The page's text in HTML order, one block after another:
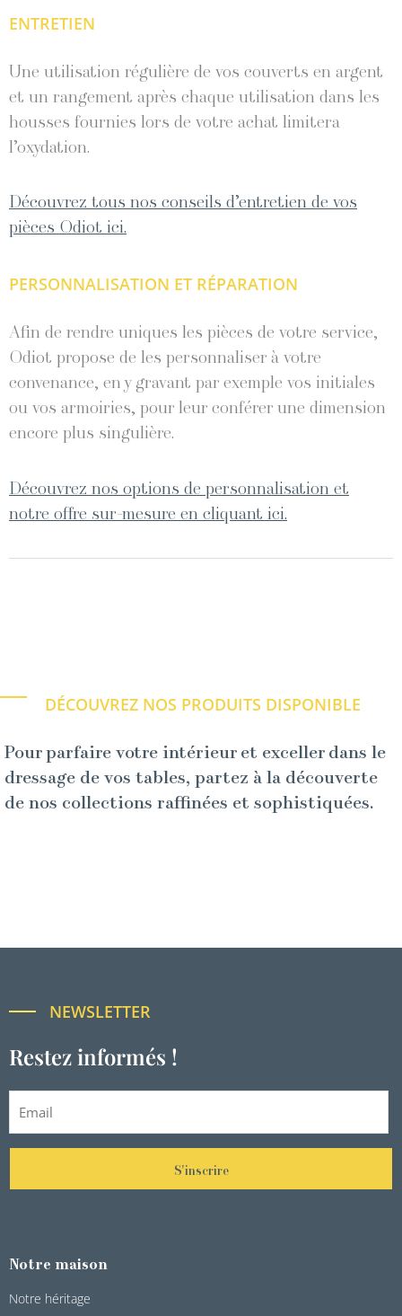
ENTRETIEN
Une utilisation régulière de vos couverts en argent
et un rangement après chaque utilisation dans les
housses fournies lors de votre achat limitera
l’oxydation.
Découvrez tous nos conseils d’entretien de vos
pièces Odiot ici.
PERSONNALISATION ET RÉPARATION
Afin de rendre uniques les pièces de votre service,
Odiot propose de les personnaliser à votre
convenance, en y gravant par exemple vos initiales
ou vos armoiries, pour leur conférer une dimension
encore plus singulière.
Découvrez nos options de personnalisation et
notre offre sur-mesure en cliquant ici.
DÉCOUVREZ NOS PRODUITS DISPONIBLE
Pour parfaire votre intérieur et exceller dans le
dressage de vos tables, partez à la découverte
de nos collections raffinées et sophistiquées.
NEWSLETTER
Restez informés !
S'inscrire
Notre maison
Notre héritage